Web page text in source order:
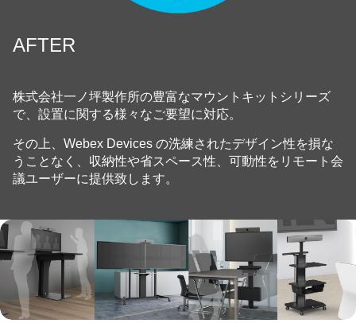
AFTER
株式会社一ノ坪製作所の豊富なマウントキットシリーズ
で、設置に関する様々なご要望に対応。
その上、Webex Devices の洗練されたデザイン性を損な
うことなく、収納性や省スペース性、可動性をリモート会
議ユーザーに提供致します。